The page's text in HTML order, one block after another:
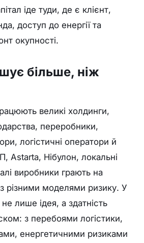
іде туди, де є клієнт,
доступ до енергії та
окупності.
більше, ніж
великі холдинги,
переробники,
логістичні оператори й
Astarta, Нібулон, локальні
виробники грають на
різними моделями ризику. У
лише ідея, а здатність
з перебоями логістики,
енергетичними ризиками